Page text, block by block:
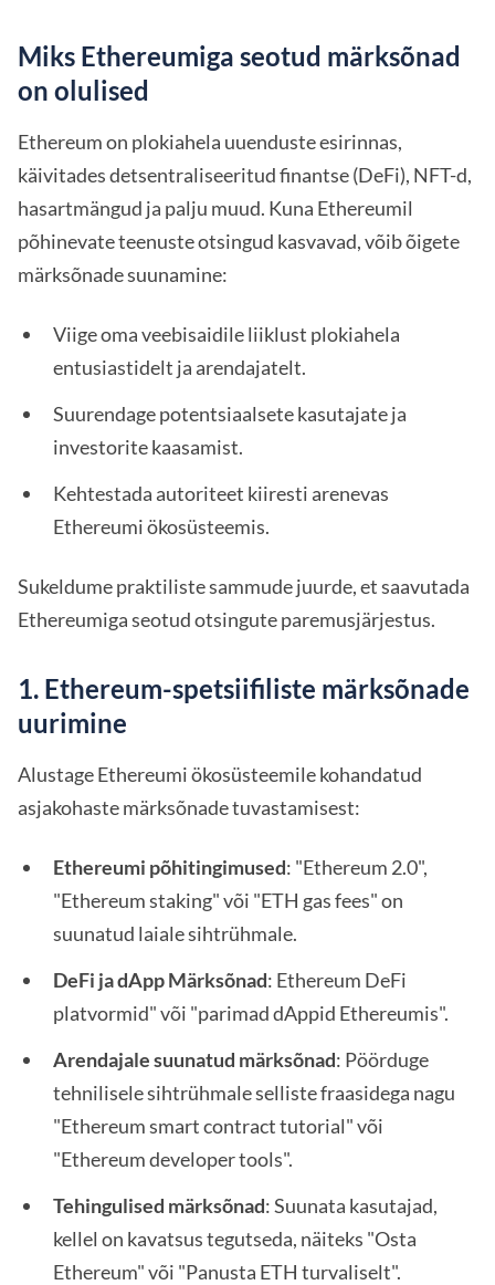
Miks Ethereumiga seotud märksõnad
on olulised
Ethereum on plokiahela uuenduste esirinnas,
käivitades detsentraliseeritud finantse (DeFi), NFT-d,
hasartmängud ja palju muud. Kuna Ethereumil
põhinevate teenuste otsingud kasvavad, võib õigete
märksõnade suunamine:
Viige oma veebisaidile liiklust plokiahela
entusiastidelt ja arendajatelt.
Suurendage potentsiaalsete kasutajate ja
investorite kaasamist.
Kehtestada autoriteet kiiresti arenevas
Ethereumi ökosüsteemis.
Sukeldume praktiliste sammude juurde, et saavutada
Ethereumiga seotud otsingute paremusjärjestus.
1. Ethereum-spetsiifiliste märksõnade
uurimine
Alustage Ethereumi ökosüsteemile kohandatud
asjakohaste märksõnade tuvastamisest:
Ethereumi põhitingimused: "Ethereum 2.0",
"Ethereum staking" või "ETH gas fees" on
suunatud laiale sihtrühmale.
DeFi ja dApp Märksõnad: Ethereum DeFi
platvormid" või "parimad dAppid Ethereumis".
Arendajale suunatud märksõnad: Pöörduge
tehnilisele sihtrühmale selliste fraasidega nagu
"Ethereum smart contract tutorial" või
"Ethereum developer tools".
Tehingulised märksõnad: Suunata kasutajad,
kellel on kavatsus tegutseda, näiteks "Osta
Ethereum" või "Panusta ETH turvaliselt".